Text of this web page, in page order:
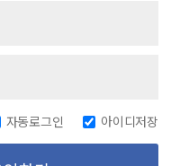
자동로그인 아이디저장